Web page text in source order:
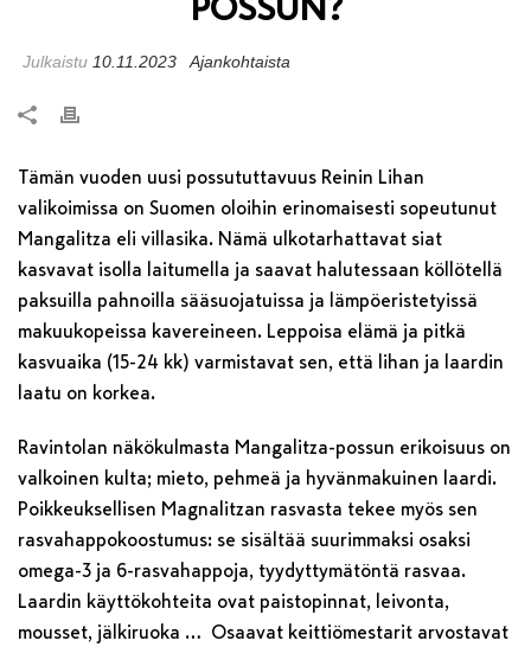
POSSUN?
Julkaistu 10.11.2023 Ajankohtaista
Tämän vuoden uusi possututtavuus Reinin Lihan
valikoimissa on Suomen oloihin erinomaisesti sopeutunut
Mangalitza eli villasika. Nämä ulkotarhattavat siat
kasvavat isolla laitumella ja saavat halutessaan köllötellä
paksuilla pahnoilla sääsuojatuissa ja lämpöeristetyissä
makuukopeissa kavereineen. Leppoisa elämä ja pitkä
kasvuaika (15-24 kk) varmistavat sen, että lihan ja laardin
laatu on korkea.
Ravintolan näkökulmasta Mangalitza-possun erikoisuus on
valkoinen kulta; mieto, pehmeä ja hyvänmakuinen laardi.
Poikkeuksellisen Magnalitzan rasvasta tekee myös sen
rasvahappokoostumus: se sisältää suurimmaksi osaksi
omega-3 ja 6-rasvahappoja, tyydyttymätöntä rasvaa.
Laardin käyttökohteita ovat paistopinnat, leivonta,
mousset, jälkiruoka … Osaavat keittiömestarit arvostavat